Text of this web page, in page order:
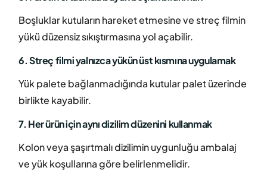
Boşluklar kutuların hareket etmesine ve streç filmin
yükü düzensiz sıkıştırmasına yol açabilir.
6. Streç filmi yalnızca yükün üst kısmına uygulamak
Yük palete bağlanmadığında kutular palet üzerinde
birlikte kayabilir.
7. Her ürün için aynı dizilim düzenini kullanmak
Kolon veya şaşırtmalı dizilimin uygunluğu ambalaj
ve yük koşullarına göre belirlenmelidir.